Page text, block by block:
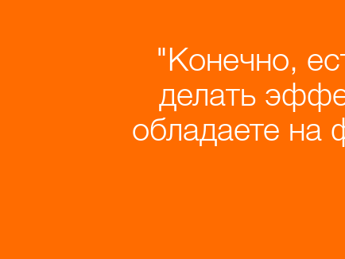
Конечно,
делать
обладаете